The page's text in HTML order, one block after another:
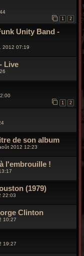
1 2
Unity Band -
2012 07:19
Live
1 2
de son album
2012 12:23
l'embrouille !
(1979)
22:03
Clinton
10:27
19:27